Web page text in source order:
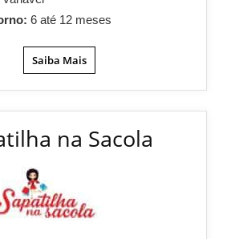
6 até 12 meses
Saiba Mais
na Sacola